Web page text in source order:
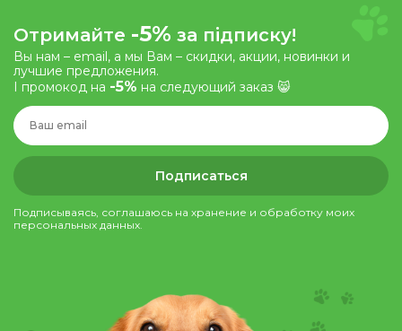
Отримайте -5% за підписку!
Вы нам – email, а мы Вам – скидки, акции, новинки и
лучшие предложения.
І промокод на -5% на следующий заказ 😸
Подписаться
Подписываясь, соглашаюсь на хранение и обработку моих
персональных данных.